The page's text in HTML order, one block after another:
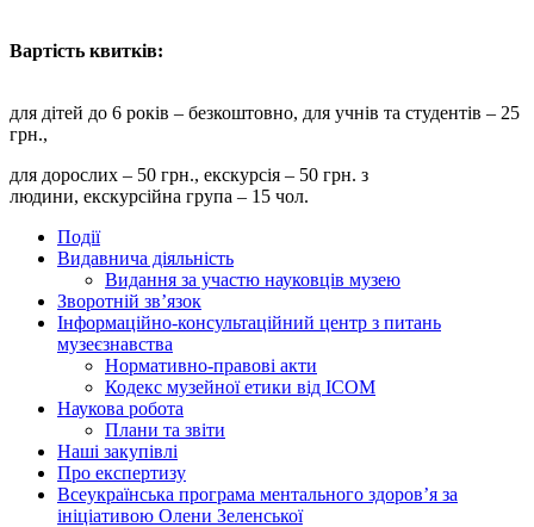
Вартість квитків:
для дітей до 6 років – безкоштовно, для учнів та студентів – 25
грн.,
для дорослих – 50 грн., екскурсія – 50 грн. з
людини, екскурсійна група – 15 чол.
Події
Видавнича діяльність
Видання за участю науковців музею
Зворотній зв’язок
Інформаційно-консультаційний центр з питань
музеєзнавства
Нормативно-правові акти
Кодекс музейної етики від ІСОМ
Наукова робота
Плани та звіти
Наші закупівлі
Про експертизу
Всеукраїнська програма ментального здоров’я за
ініціативою Олени Зеленської